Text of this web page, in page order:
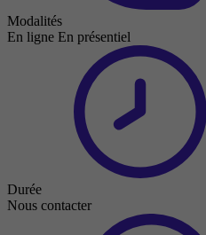
Modalités
En ligne En présentiel
Durée
Nous contacter